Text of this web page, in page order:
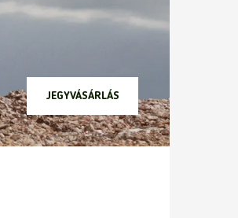
JEGYVÁSÁRLÁS